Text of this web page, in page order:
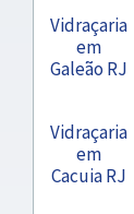
Vidraçaria
em
Galeão RJ
Vidraçaria
em
Cacuia RJ